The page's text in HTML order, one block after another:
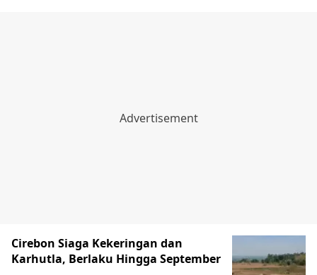
Cirebon Siaga Kekeringan dan
Karhutla, Berlaku Hingga September